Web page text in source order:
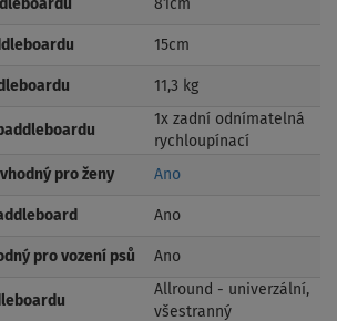
81cm
15cm
11,3 kg
1x zadní odnímatelná
rychloupínací
pro ženy Ano
Ano
pro vození psů Ano
Allround - univerzální,
všestranný